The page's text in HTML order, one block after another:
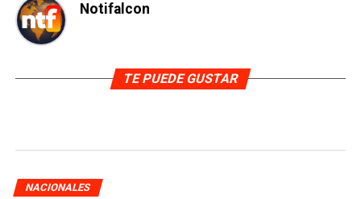
Notifalcon
TE PUEDE GUSTAR
NACIONALES